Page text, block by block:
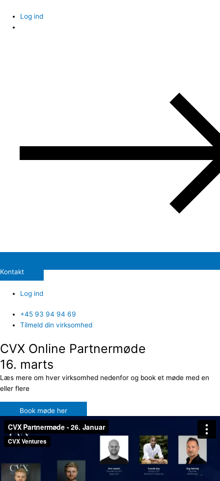
content
Log ind
Kontakt
Log ind
+45 93 94 94 69
Tilmeld din virksomhed
CVX Online Partnermøde
16. marts
Læs mere om hver virksomhed nedenfor og book et møde med en
eller flere
Book møde her